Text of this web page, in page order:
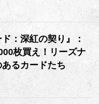
ド：深紅の契り』：
枚買え！リーズナ
るカードたち